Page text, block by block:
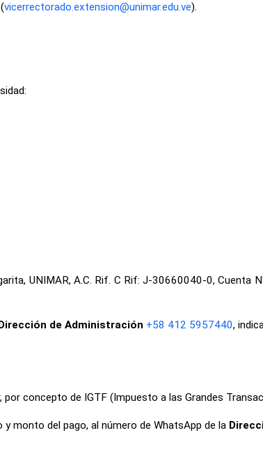
vicerrectorado.extension@unimar.edu.ve).
UNIMAR, A.C. Rif. C Rif: J-30660040-0, Cuenta
de Administración +58 412 5957440,
concepto de IGTF (Impuesto a las Grandes
monto del pago, al número de WhatsApp de la